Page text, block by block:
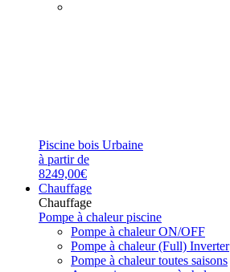
Piscine bois Urbaine
à partir de
8249,00€
Chauffage
Chauffage
Pompe à chaleur piscine
Pompe à chaleur ON/OFF
Pompe à chaleur (Full) Inverter
Pompe à chaleur toutes saisons